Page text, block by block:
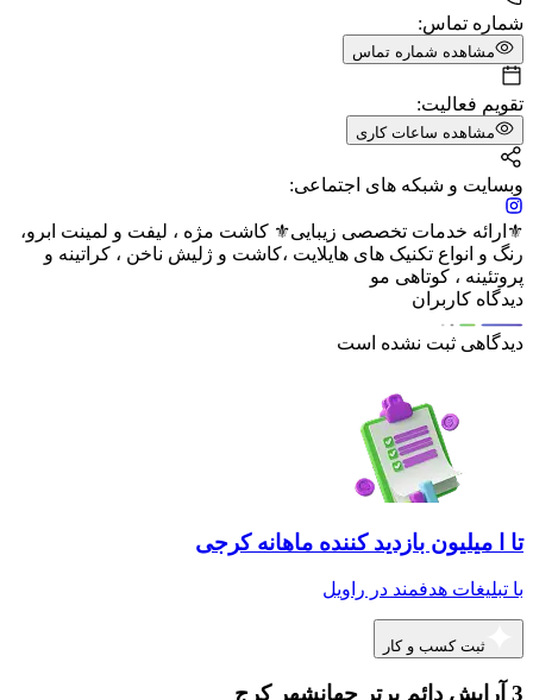
شماره تماس:
مشاهده شماره تماس
تقویم فعالیت:
مشاهده ساعات کاری
وبسایت و شبکه های اجتماعی:
⚜️ارائه خدمات تخصصی زیبایی⚜️ کاشت مژه ، لیفت و لمینت ابرو،
رنگ و انواع تکنیک های هایلایت ،کاشت و ژلیش ناخن ، کراتینه و
پروتئینه ، کوتاهی مو
دیدگاه کاربران
دیدگاهی ثبت نشده است
تا ا میلیون بازدید کننده ماهانه کرجی
با تبلیغات هدفمند در راویل
ثبت کسب و کار
3 آرایش دائم برتر جهانشهر کرج